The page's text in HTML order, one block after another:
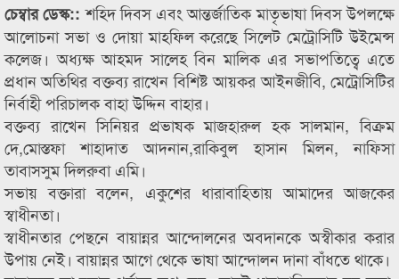
চেম্বার ডেস্ক::শহিদ দিবস এবং আন্তর্জাতিক মাতৃভাষা দিবস উপলক্ষে
আলোচনা সভা ও দোয়া মাহফিল করেছে সিলেট মেট্রোসিটি উইমেন্স
কলেজ। অধ্যক্ষ আহমদ সালেহ বিন মালিক এর সভাপতিত্বে এতে
প্রধান অতিথির বক্তব্য রাখেন বিশিষ্ট আয়কর আইনজীবি, মেট্রোসিটির
নির্বাহী পরিচালক বাহা উদ্দিন বাহার।
বক্তব্য রাখেন সিনিয়র প্রভাষক মাজহারুল হক সালমান, বিক্রম
দে,মোস্তফা শাহাদাত আদনান,রাকিবুল হাসান মিলন, নাফিসা
তাবাসসুম দিলরুবা এমি।
সভায় বক্তারা বলেন, একুশের ধারাবাহিতায় আমাদের আজকের
স্বাধীনতা।
স্বাধীনতার পেছনে বায়ান্নর আন্দোলনের অবদানকে অস্বীকার করার
উপায় নেই। বায়ান্নর আগে থেকে ভাষা আন্দোলন দানা বাঁধতে থাকে।